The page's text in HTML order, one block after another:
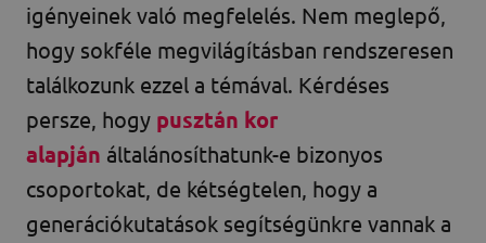
igényeinek való megfelelés. Nem meglepő,
hogy sokféle megvilágításban rendszeresen
találkozunk ezzel a témával. Kérdéses
persze, hogy pusztán kor
alapján általánosíthatunk-e bizonyos
csoportokat, de kétségtelen, hogy a
generációkutatások segítségünkre vannak a